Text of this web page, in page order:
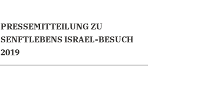
PRESSEMITTEILUNG ZU
SENFTLEBENS ISRAEL-BESUCH
2019